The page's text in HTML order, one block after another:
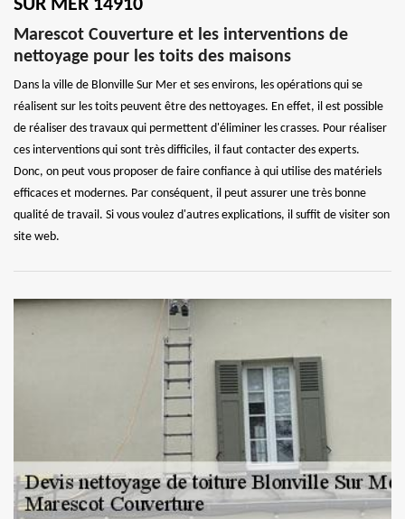
SUR MER 14910
Marescot Couverture et les interventions de
nettoyage pour les toits des maisons
Dans la ville de Blonville Sur Mer et ses environs, les opérations qui se
réalisent sur les toits peuvent être des nettoyages. En effet, il est possible
de réaliser des travaux qui permettent d'éliminer les crasses. Pour réaliser
ces interventions qui sont très difficiles, il faut contacter des experts.
Donc, on peut vous proposer de faire confiance à qui utilise des matériels
efficaces et modernes. Par conséquent, il peut assurer une très bonne
qualité de travail. Si vous voulez d'autres explications, il suffit de visiter son
site web.